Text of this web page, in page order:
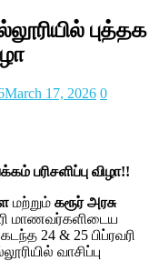
புத்தக
March 17, 2026 0
பரிசளிப்பு விழா!!
மற்றும் கரூர் அரசு
மாணவர்களிடைய
24 & 25 பிப்ரவரி
வாசிப்பு